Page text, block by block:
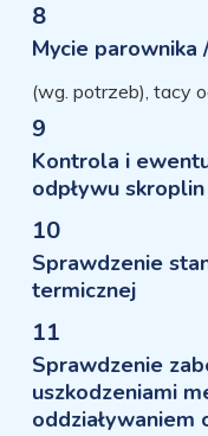
8
Mycie parownika
(wg. potrzeb), tacy
9
Kontrola i
odpływu skroplin
10
Sprawdzenie
termicznej
11
Sprawdzenie
uszkodzeniami
oddziaływaniem